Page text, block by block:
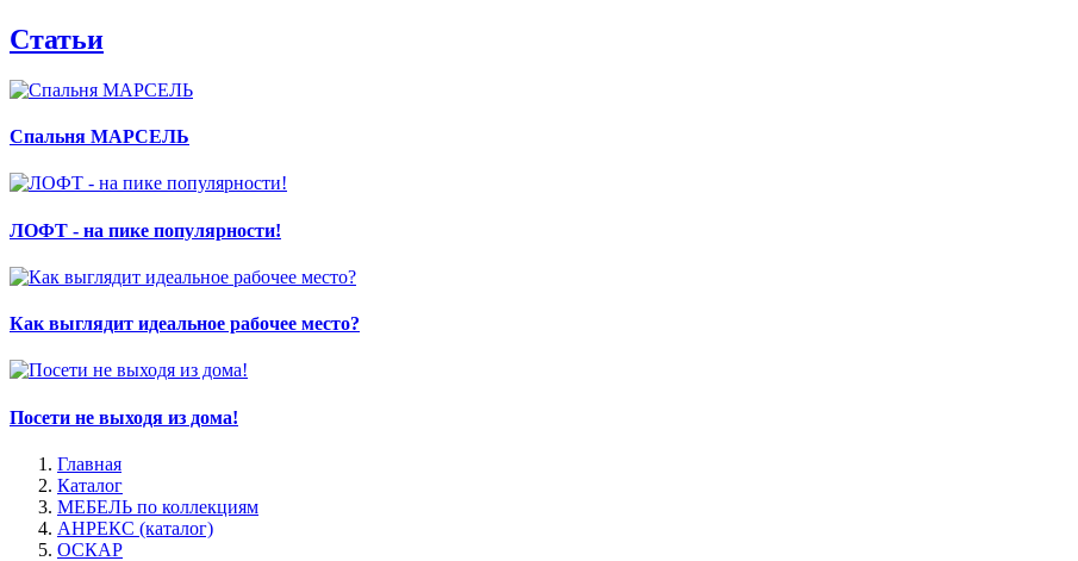
Статьи
Спальня МАРСЕЛЬ
ЛОФТ - на пике популярности!
Как выглядит идеальное рабочее место?
Посети не выходя из дома!
Главная
Каталог
МЕБЕЛЬ по коллекциям
АНРЕКС (каталог)
ОСКАР